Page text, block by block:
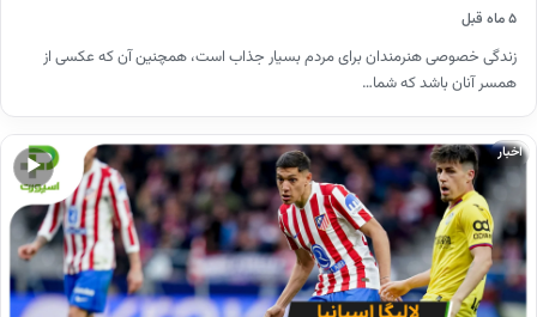
۵ ماه قبل
زندگی خصوصی هنرمندان برای مردم بسیار جذاب است، همچنین آن که عکسی از
همسر آنان باشد که شما…
▶
اخبار